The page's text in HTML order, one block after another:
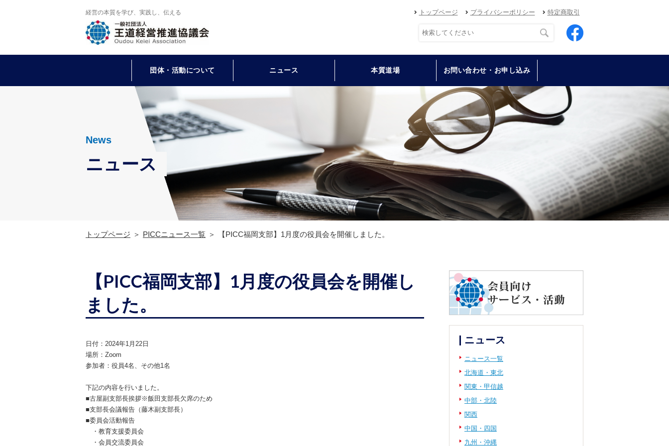
経営の本質を学び、実践し、伝える トップページ プライバシーポリシー 特定商取引
団体・活動について ニュース 本質道場 お問い合わせ・お申し込み
News
ニュース
トップページ PICCニュース一覧 【PICC福岡支部】1月度の役員会を開催しました。
【PICC福岡支部】1月度の役員会を開催し
ました。
日付：2024年1月22日
場所：Zoom
参加者：役員4名、その他1名
下記の内容を行いました。
■古屋副支部長挨拶※飯田支部長欠席のため
■支部長会議報告（藤木副支部長）
■委員会活動報告
・教育支援委員会
・会員交流委員会
ニュース
ニュース一覧
北海道・東北
関東・甲信越
中部・北陸
関西
中国・四国
九州・沖縄